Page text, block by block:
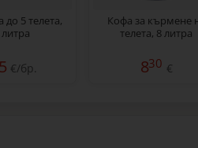
до 5 телета,
€/бр.
Кофа за кърмене
телета, 8 литра
830 €